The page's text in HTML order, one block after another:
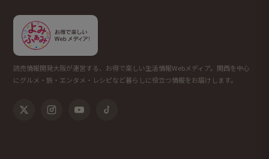
読売情報開発大阪が運営する、お得で楽しい生活情報Webメディア。関西を中心
にグルメ・旅・エンタメ・レシピなど暮らしに役立つ情報をお届けします。